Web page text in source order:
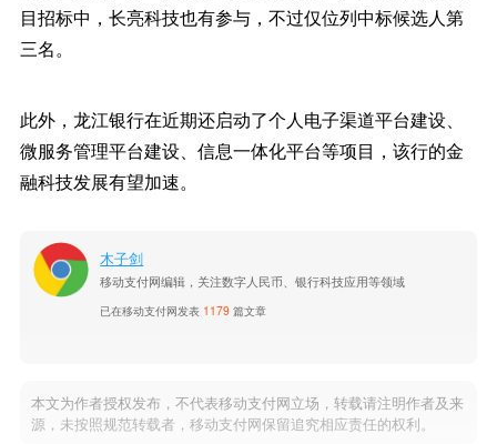
目招标中，长亮科技也有参与，不过仅位列中标候选人第
三名。
此外，龙江银行在近期还启动了个人电子渠道平台建设、
微服务管理平台建设、信息一体化平台等项目，该行的金
融科技发展有望加速。
木子剑
移动支付网编辑，关注数字人民币、银行科技应用等领域
已在移动支付网发表 1179 篇文章
本文为作者授权发布，不代表移动支付网立场，转载请注明作者及来
源，未按照规范转载者，移动支付网保留追究相应责任的权利。